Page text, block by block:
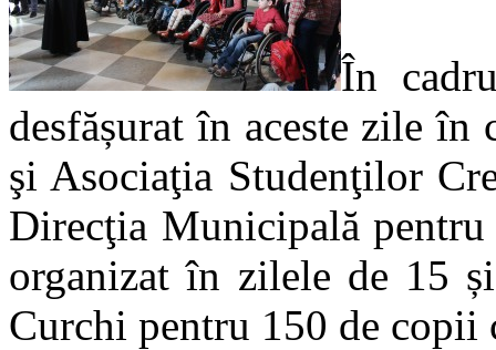
În
desfășurat în aceste zile
şi Asociaţia Studenţilor
Direcţia Municipală
organizat în zilele de 15
Curchi pentru 150 de